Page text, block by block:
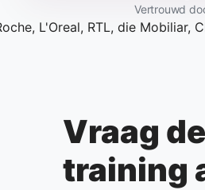
Vertrouwd
Vraag
training